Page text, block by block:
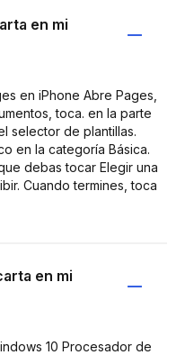
en mi
en iPhone Abre Pages,
toca. en la parte
selector de plantillas.
en la categoría Básica.
debas tocar Elegir una
Cuando termines, toca
en mi
10 Procesador de